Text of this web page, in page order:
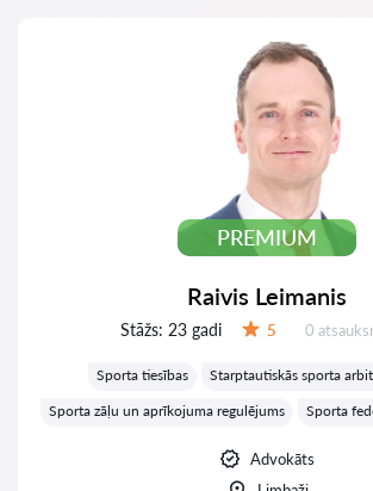
PREMIUM
Raivis Leimanis
Stāžs: 23 gadi 5 0
Sporta tiesības
Starptautiskās sporta
Sporta zāļu un aprīkojuma regulējums
Sporta
Advokāts